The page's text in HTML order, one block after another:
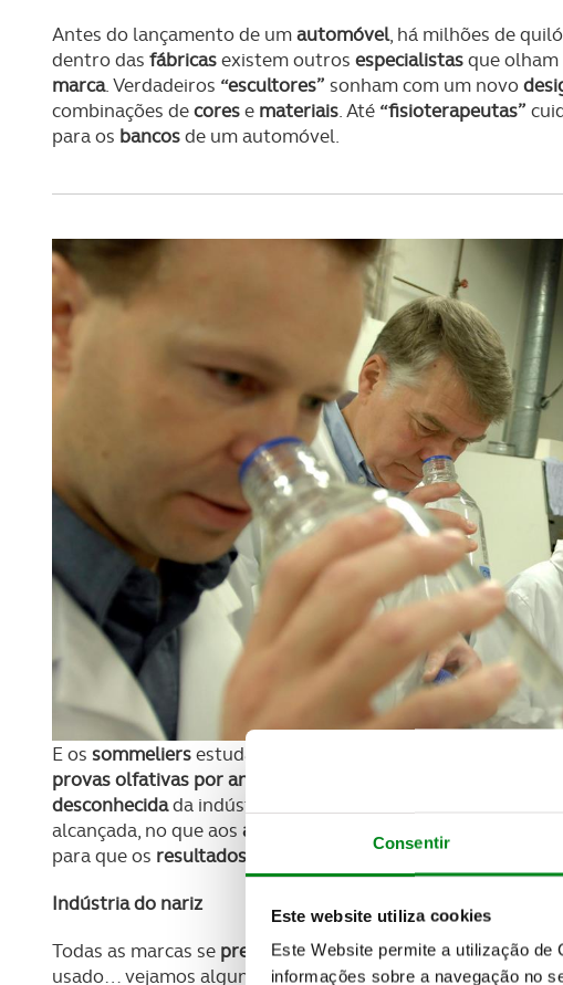
Consentir
Este website utiliza cookies
Este Website permite a utilização
informações sobre a navegação no
Antes do lançamento de umautomóvel, há milhões de
dentro das fábricasexistem outros especialistasque
marca. Verdadeiros “escultores” sonham com um novo
combinações decorese materiais. Até “fisioterapeutas”
para os bancosde um automóvel.
E os sommeliersestudam o tal
provas olfativas por ano
desconhecidada indústria automóvel e em que o
alcançada, no que aos aromas diz respeito, estes
para que os resultados dos testes não sejamadulterados
Indústria do nariz
Todas as marcas se preocupamcom o ambiente abordo ,
usado… vejamos alguns casos: